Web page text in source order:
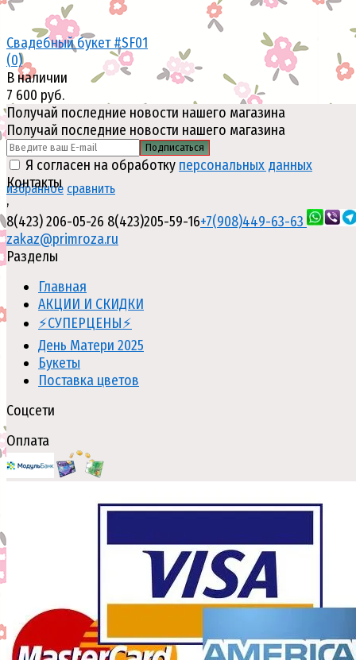
избранное сравнить
Свадебный букет #SF01
(0)
В наличии
7 600 руб.
Получай последние новости нашего магазина
Получай последние новости нашего магазина
Подписаться
Я согласен на обработку персональных данных
Контакты
,
8(423) 206-05-26 8(423)205-59-16+7(908)449-63-63
zakaz@primroza.ru
Разделы
Главная
АКЦИИ И СКИДКИ
⚡СУПЕРЦЕНЫ⚡
День Матери 2025
Букеты
Поставка цветов
Соцсети
Оплата